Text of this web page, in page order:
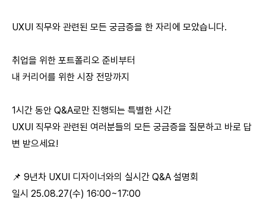
UXUI 직무와 관련된 모든 궁금증을 한 자리에 모았습니다.
취업을 위한 포트폴리오 준비부터
내 커리어를 위한 시장 전망까지
1시간 동안 Q&A로만 진행되는 특별한 시간
UXUI 직무와 관련된 여러분들의 모든 궁금증을 질문하고 바로 답
변 받으세요!
📌 9년차 UXUI 디자이너와의 실시간 Q&A 설명회
일시 25.08.27(수) 16:00~17:00